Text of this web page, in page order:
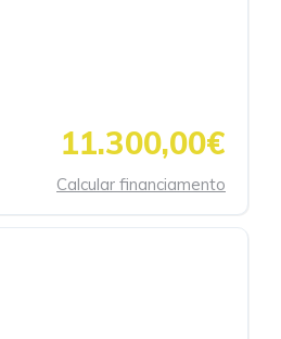
11.300,00€
Calcular financiamento